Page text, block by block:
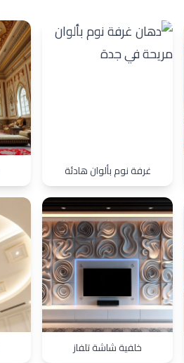
غرفة نوم بألوان هادئة
خلفية شاشة تلفاز